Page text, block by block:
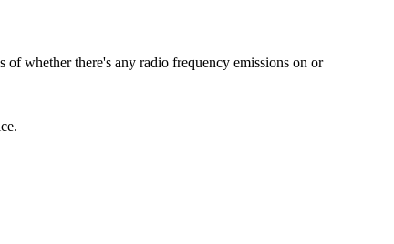
of whether there's any radio frequency emissions on or